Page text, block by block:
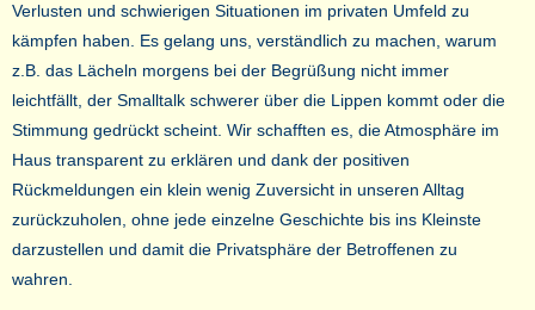
Verlusten und schwierigen Situationen im privaten Umfeld zu
kämpfen haben. Es gelang uns, verständlich zu machen, warum
z.B. das Lächeln morgens bei der Begrüßung nicht immer
leichtfällt, der Smalltalk schwerer über die Lippen kommt oder die
Stimmung gedrückt scheint. Wir schafften es, die Atmosphäre im
Haus transparent zu erklären und dank der positiven
Rückmeldungen ein klein wenig Zuversicht in unseren Alltag
zurückzuholen, ohne jede einzelne Geschichte bis ins Kleinste
darzustellen und damit die Privatsphäre der Betroffenen zu
wahren.